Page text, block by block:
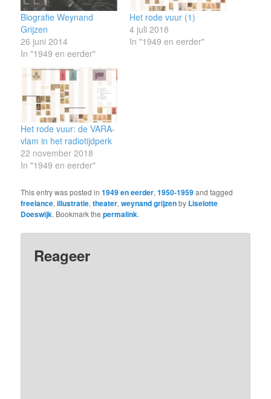
Biografie Weynand
Grijzen
26 juni 2014
In "1949 en eerder"
Het rode vuur (1)
4 juli 2018
In "1949 en eerder"
Het rode vuur: de VARA-
vlam in het radiotijdperk
22 november 2018
In "1949 en eerder"
This entry was posted in1949 en eerder,1950-1959and tagged
freelance,illustratie,theater,weynand grijzenby Liselotte
Doeswijk. Bookmark thepermalink.
Reageer